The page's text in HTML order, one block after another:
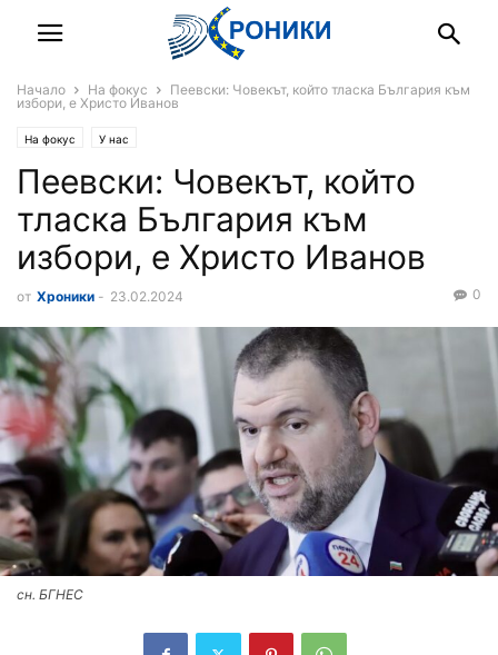
Начало На фокус
Пеевски: Човекът, който тласка България към
избори, е Христо Иванов
На фокус У нас
Пеевски: Човекът, който
тласка България към
избори, е Христо Иванов
от Хроники - 23.02.2024 0
сн. БГНЕС